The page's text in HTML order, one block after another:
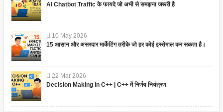
AI Chatbot Traffic के फायदे जो अभी से समझना जरूरी है
10 May 2026
15 आसान और असरदार मार्केटिंग तरीके जो हर कोई इस्तेमाल कर सकता है।
22 Mar 2026
Decision Making in C++ | C++ में निर्णय नियंत्रण